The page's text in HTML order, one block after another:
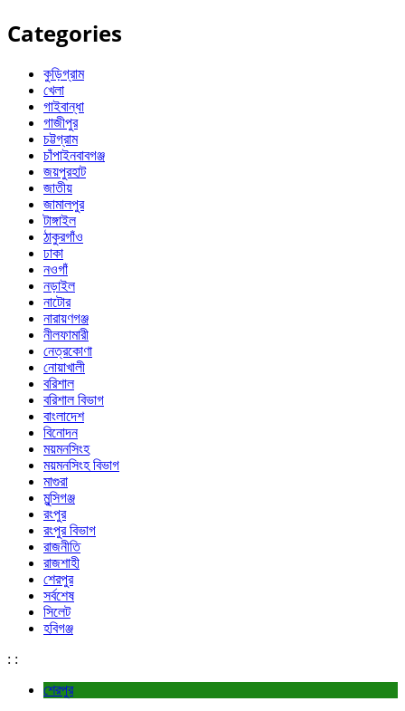
Categories
কুড়িগ্রাম
খেলা
গাইবান্ধা
গাজীপুর
চট্টগ্রাম
চাঁপাইনবাবগঞ্জ
জয়পুরহাট
জাতীয়
জামালপুর
টাঙ্গাইল
ঠাকুরগাঁও
ঢাকা
নওগাঁ
নড়াইল
নাটোর
নারায়ণগঞ্জ
নীলফামারী
নেত্রকোণা
নোয়াখালী
বরিশাল
বরিশাল বিভাগ
বাংলাদেশ
বিনোদন
ময়মনসিংহ
ময়মনসিংহ বিভাগ
মাগুরা
মুন্সিগঞ্জ
রংপুর
রংপুর বিভাগ
রাজনীতি
রাজশাহী
শেরপুর
সর্বশেষ
সিলেট
হবিগঞ্জ
: :
শেরপুর